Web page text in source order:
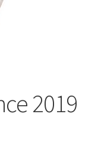
2019